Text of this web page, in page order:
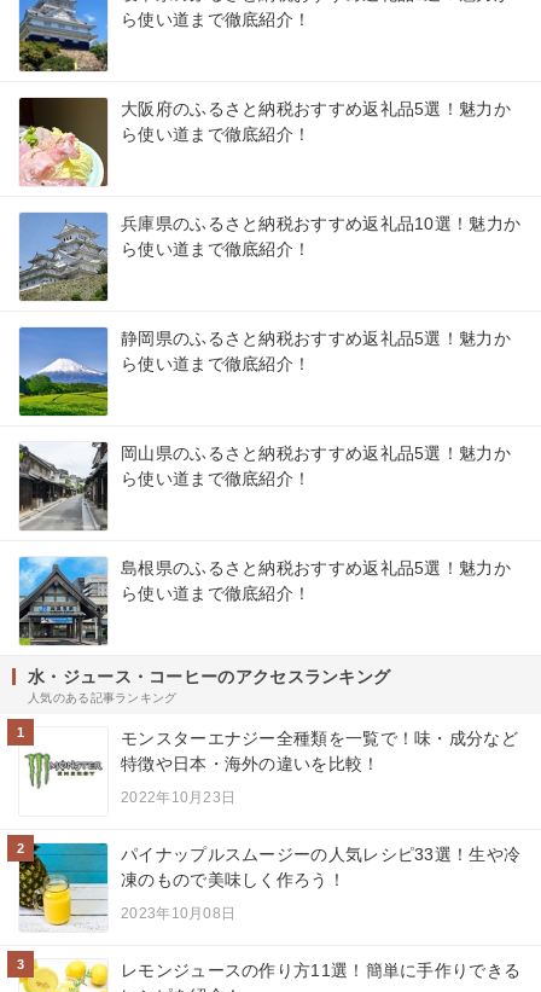
ら使い道まで徹底紹介！
大阪府のふるさと納税おすすめ返礼品5選！魅力か
ら使い道まで徹底紹介！
兵庫県のふるさと納税おすすめ返礼品10選！魅力か
ら使い道まで徹底紹介！
静岡県のふるさと納税おすすめ返礼品5選！魅力か
ら使い道まで徹底紹介！
岡山県のふるさと納税おすすめ返礼品5選！魅力か
ら使い道まで徹底紹介！
島根県のふるさと納税おすすめ返礼品5選！魅力か
ら使い道まで徹底紹介！
水・ジュース・コーヒーのアクセスランキング
人気のある記事ランキング
1
モンスターエナジー全種類を一覧で！味・成分など
特徴や日本・海外の違いを比較！
2022年10月23日
2
パイナップルスムージーの人気レシピ33選！生や冷
凍のもので美味しく作ろう！
2023年10月08日
3
レモンジュースの作り方11選！簡単に手作りできる